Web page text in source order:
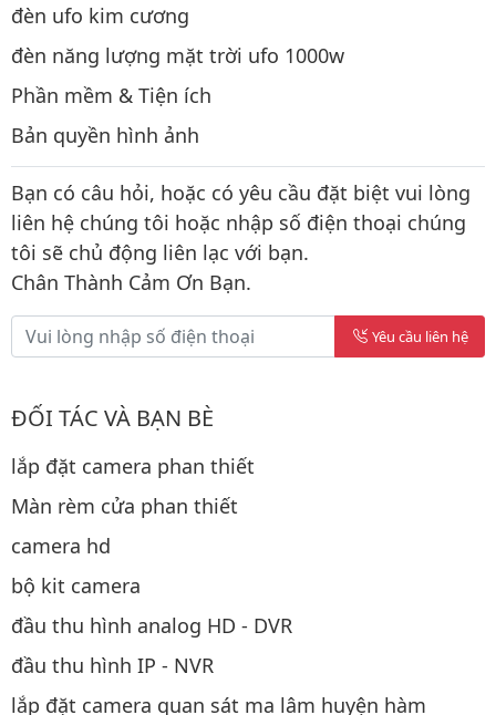
đèn ufo kim cương
đèn năng lượng mặt trời ufo 1000w
Phần mềm & Tiện ích
Bản quyền hình ảnh
Bạn có câu hỏi, hoặc có yêu cầu đặt biệt vui lòng
liên hệ chúng tôi hoặc nhập số điện thoại chúng
tôi sẽ chủ động liên lạc với bạn.
Chân Thành Cảm Ơn Bạn.
Yêu cầu liên hệ
ĐỐI TÁC VÀ BẠN BÈ
lắp đặt camera phan thiết
Màn rèm cửa phan thiết
camera hd
bộ kit camera
đầu thu hình analog HD - DVR
đầu thu hình IP - NVR
lắp đặt camera quan sát ma lâm huyện hàm